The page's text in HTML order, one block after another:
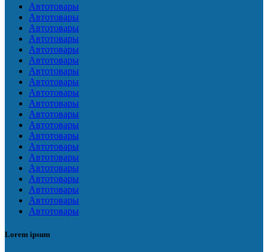
Автотовары
Автотовары
Автотовары
Автотовары
Автотовары
Автотовары
Автотовары
Автотовары
Автотовары
Автотовары
Автотовары
Автотовары
Автотовары
Автотовары
Автотовары
Автотовары
Автотовары
Автотовары
Автотовары
Автотовары
Lorem ipsum